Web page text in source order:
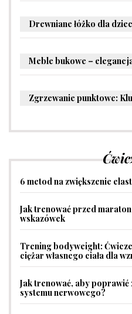
6 metod na zwiększenie
Jak trenować przed
wskazówek
Trening bodyweight:
ciężar własnego ciała dla
Jak trenować, aby
systemu nerwowego?